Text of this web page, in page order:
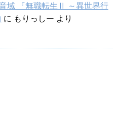
域 『無職転生Ⅱ ～異世界行
に もりっしー より